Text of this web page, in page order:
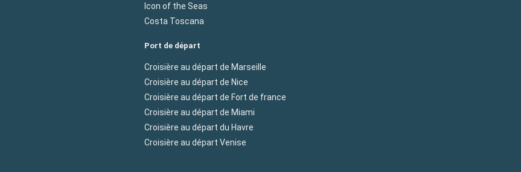
Icon of the Seas
Costa Toscana
Port de départ
Croisière au départ de Marseille
Croisière au départ de Nice
Croisière au départ de Fort de france
Croisière au départ de Miami
Croisière au départ du Havre
Croisière au départ Venise